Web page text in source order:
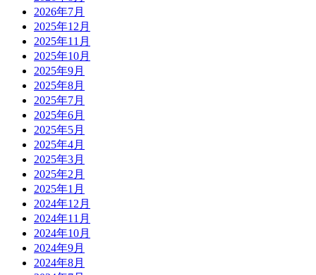
2026年7月
2025年12月
2025年11月
2025年10月
2025年9月
2025年8月
2025年7月
2025年6月
2025年5月
2025年4月
2025年3月
2025年2月
2025年1月
2024年12月
2024年11月
2024年10月
2024年9月
2024年8月